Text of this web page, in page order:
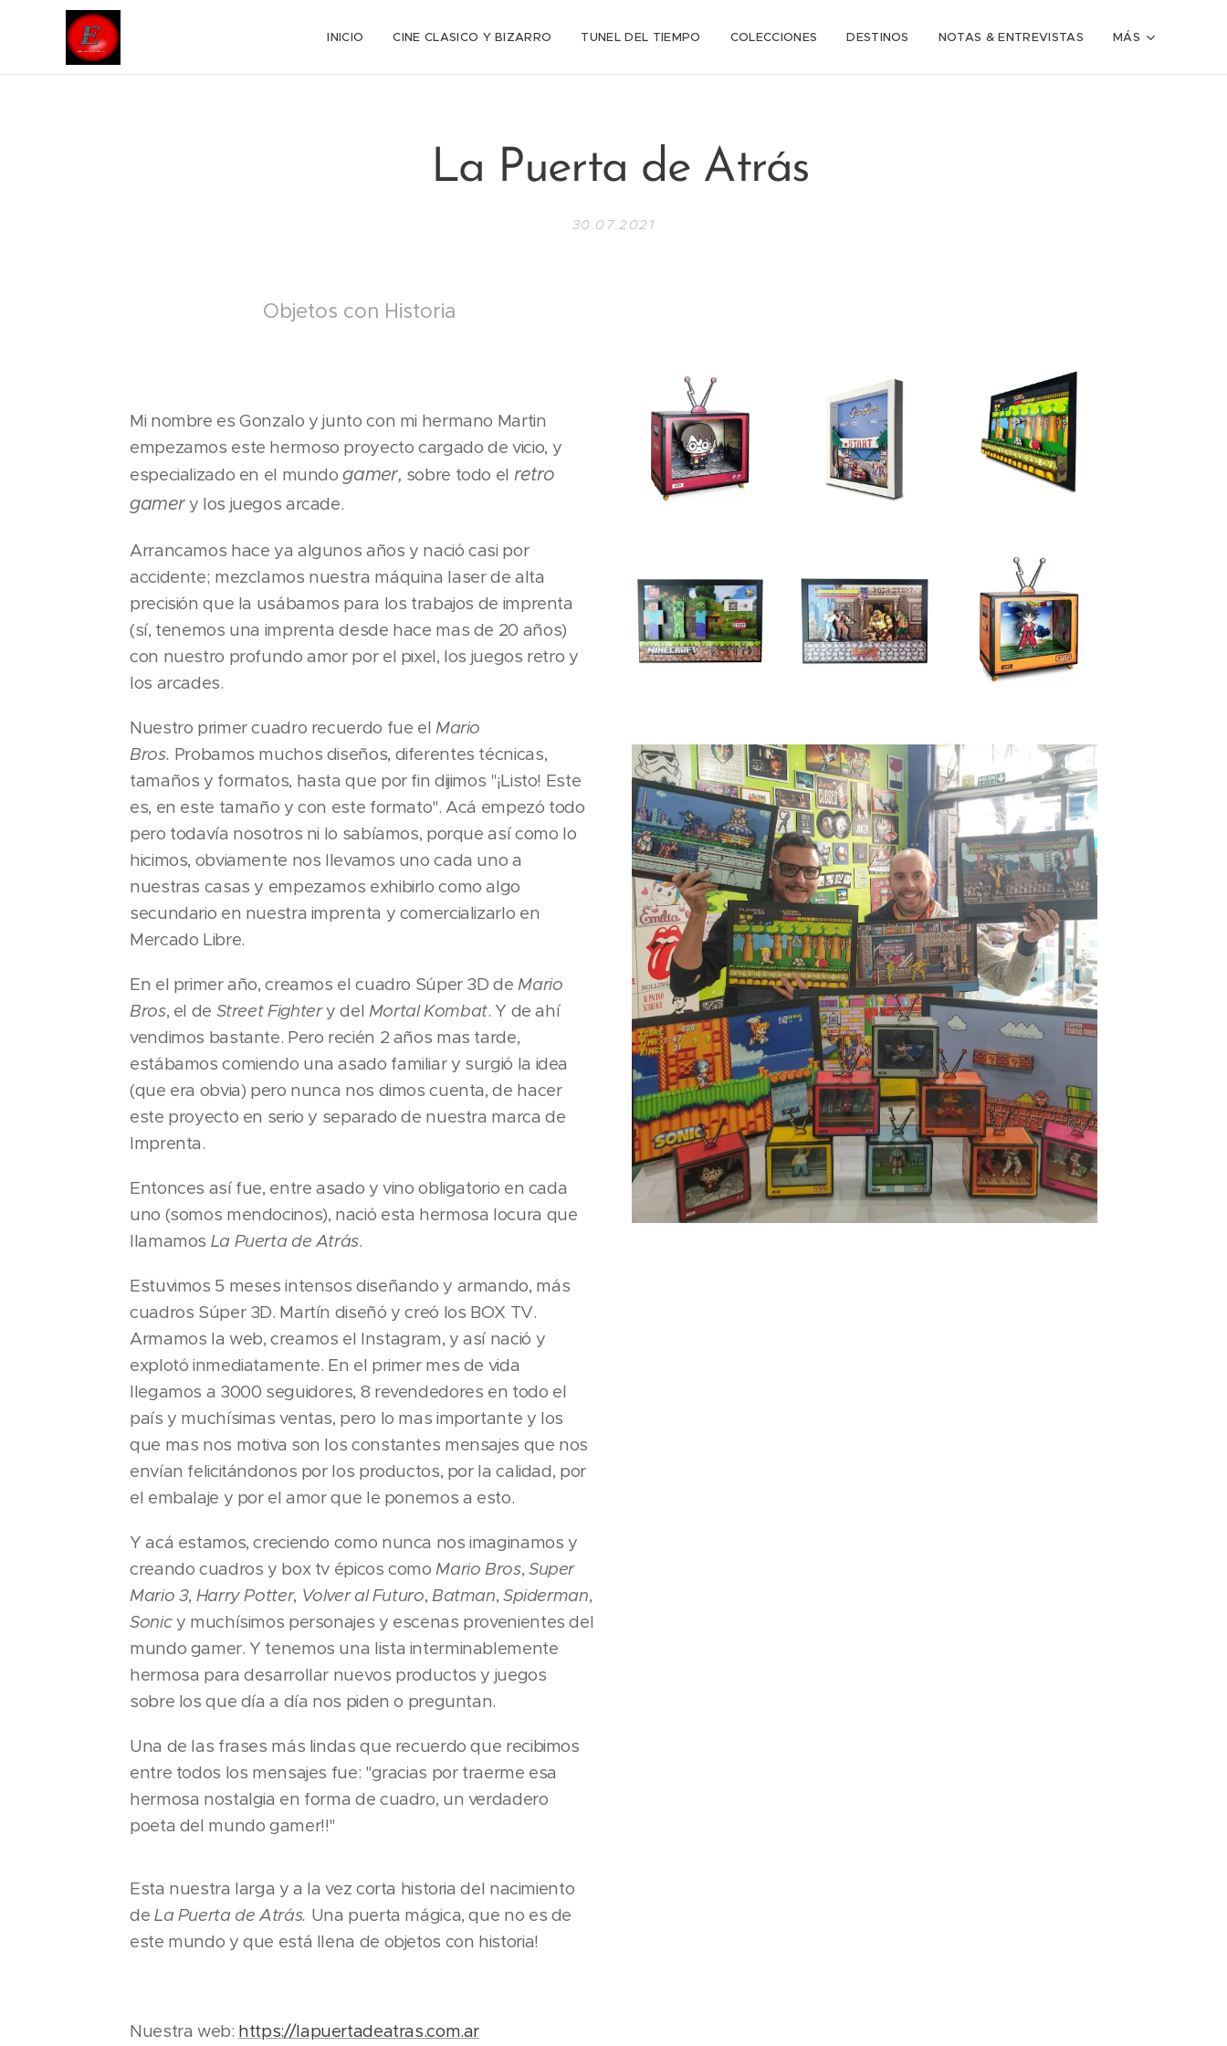
INICIO CINE CLASICO Y BIZARRO TUNEL DEL TIEMPO COLECCIONES DESTINOS NOTAS & ENTREVISTAS MÁS
La Puerta de Atrás
30.07.2021
Objetos con Historia
Mi nombre es Gonzalo y junto con mi hermano Martin
empezamos este hermoso proyecto cargado de vicio, y
especializado en el mundogamer, sobre todo el retro
gamery los juegos arcade.
Arrancamos hace ya algunos años y nació casi por
accidente; mezclamos nuestra máquina laser de alta
precisión que la usábamos para los trabajos de imprenta
(sí, tenemos una imprenta desde hace mas de 20 años)
con nuestro profundo amor por el pixel, los juegos retro y
los arcades.
Nuestro primer cuadro recuerdo fue el Mario
Bros. Probamos muchos diseños, diferentes técnicas,
tamaños y formatos, hasta que por fin dijimos "¡Listo! Este
es, en este tamaño y con este formato". Acá empezó todo
pero todavía nosotros ni lo sabíamos, porque así como lo
hicimos, obviamente nos llevamos uno cada uno a
nuestras casas y empezamos exhibirlo como algo
secundario en nuestra imprenta y comercializarlo en
Mercado Libre.
En el primer año, creamos el cuadro Súper 3D deMario
Bros, el de Street Fightery del Mortal Kombat. Y de ahí
vendimos bastante. Pero recién 2 años mas tarde,
estábamos comiendo una asado familiar y surgió la idea
(que era obvia) pero nunca nos dimos cuenta, de hacer
este proyecto en serio y separado de nuestra marca de
Imprenta.
Entonces así fue, entre asado y vino obligatorio en cada
uno (somos mendocinos), nació esta hermosa locura que
llamamos La Puerta de Atrás.
Estuvimos 5 meses intensos diseñando y armando, más
cuadros Súper 3D. Martín diseñó y creó los BOX TV.
Armamos la web, creamos el Instagram, y así nació y
explotó inmediatamente. En el primer mes de vida
llegamos a 3000 seguidores, 8 revendedores en todo el
país y muchísimas ventas, pero lo mas importante y los
que mas nos motiva son los constantes mensajes que nos
envían felicitándonos por los productos, por la calidad, por
el embalaje y por el amor que le ponemos a esto.
Y acá estamos, creciendo como nunca nos imaginamos y
creando cuadros y box tv épicos comoMario Bros, Super
Mario 3, Harry Potter, Volver al Futuro, Batman, Spiderman,
Sonicy muchísimos personajes y escenas provenientes del
mundo gamer. Y tenemos una lista interminablemente
hermosa para desarrollar nuevos productos y juegos
sobre los que día a día nos piden o preguntan.
Una de las frases más lindas que recuerdo que recibimos
entre todos los mensajes fue: "gracias por traerme esa
hermosa nostalgia en forma de cuadro, un verdadero
poeta del mundo gamer!!"
Esta nuestra larga y a la vez corta historia del nacimiento
de La Puerta de Atrás. Una puerta mágica, que no es de
este mundo y que está llena de objetos con historia!
Nuestra web: https://lapuertadeatras.com.ar